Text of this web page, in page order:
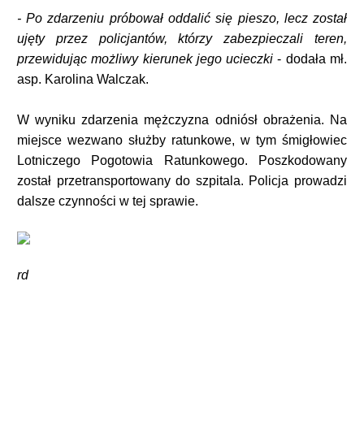
- Po zdarzeniu próbował oddalić się pieszo, lecz został
ujęty przez policjantów, którzy zabezpieczali teren,
przewidując możliwy kierunek jego ucieczki - dodała mł.
asp. Karolina Walczak.
W wyniku zdarzenia mężczyzna odniósł obrażenia. Na
miejsce wezwano służby ratunkowe, w tym śmigłowiec
Lotniczego Pogotowia Ratunkowego. Poszkodowany
został przetransportowany do szpitala. Policja prowadzi
dalsze czynności w tej sprawie.
rd